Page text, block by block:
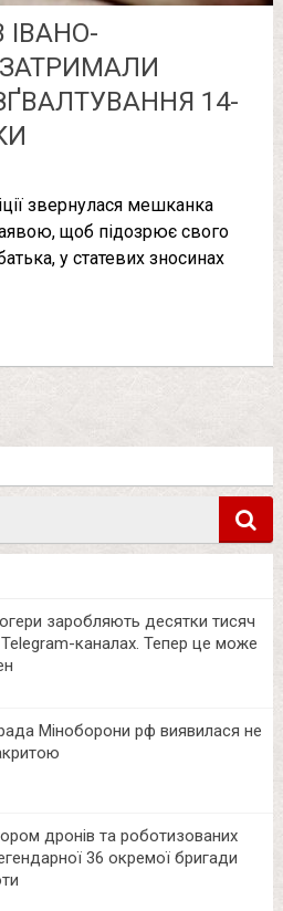
14-
звернулася мешканка
щоб підозрює свого
у статевих зносинах
заробляють десятки тисяч
каналах. Тепер це може
Міноборони рф виявилася не
дронів та роботизованих
36 окремої бригади